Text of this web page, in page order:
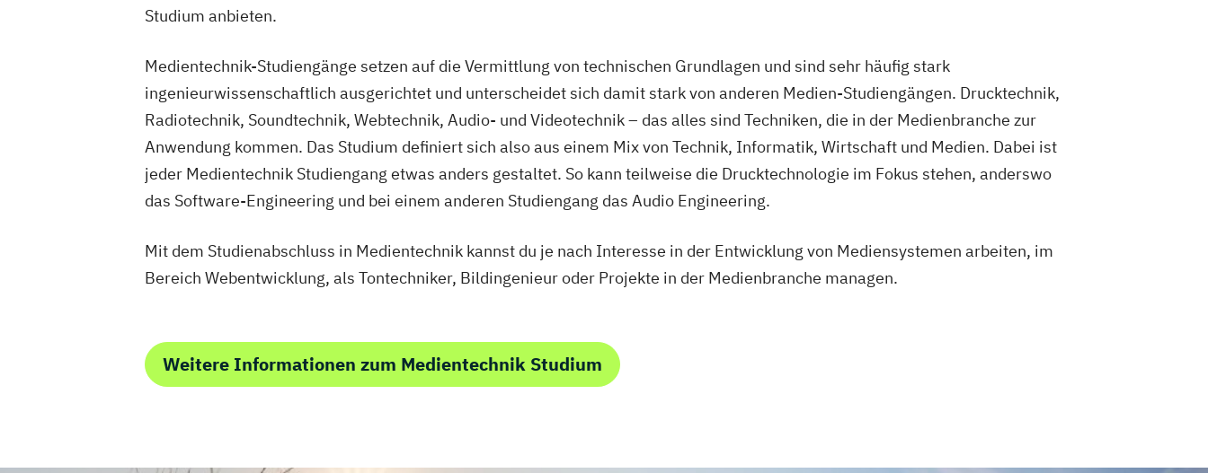
Studium anbieten.
Medientechnik-Studiengänge setzen auf die Vermittlung von technischen Grundlagen und sind sehr häufig stark
ingenieurwissenschaftlich ausgerichtet und unterscheidet sich damit stark von anderen Medien-Studiengängen. Drucktechnik,
Radiotechnik, Soundtechnik, Webtechnik, Audio- und Videotechnik – das alles sind Techniken, die in der Medienbranche zur
Anwendung kommen. Das Studium definiert sich also aus einem Mix von Technik, Informatik, Wirtschaft und Medien. Dabei ist
jeder Medientechnik Studiengang etwas anders gestaltet. So kann teilweise die Drucktechnologie im Fokus stehen, anderswo
das Software-Engineering und bei einem anderen Studiengang das Audio Engineering.
Mit dem Studienabschluss in Medientechnik kannst du je nach Interesse in der Entwicklung von Mediensystemen arbeiten, im
Bereich Webentwicklung, als Tontechniker, Bildingenieur oder Projekte in der Medienbranche managen.
Weitere Informationen zum Medientechnik Studium